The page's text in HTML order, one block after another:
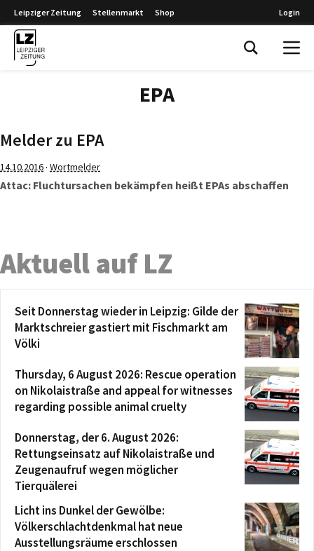
Leipziger Zeitung Stellenmarkt Shop Login
EPA
Melder zu EPA
14.10.2016· Wortmelder
Attac: Fluchtursachen bekämpfen heißt EPAs abschaffen
Aktuell auf LZ
Seit Donnerstag wieder in Leipzig: Gilde der
Marktschreier gastiert mit Fischmarkt am
Völki
Thursday, 6 August 2026: Rescue operation
on Nikolaistraße and appeal for witnesses
regarding possible animal cruelty
Donnerstag, der 6. August 2026:
Rettungseinsatz auf Nikolaistraße und
Zeugenaufruf wegen möglicher
Tierquälerei
Licht ins Dunkel der Gewölbe:
Völkerschlachtdenkmal hat neue
Ausstellungsräume erschlossen